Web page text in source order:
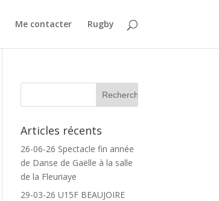
Me contacter Rugby
Articles récents
26-06-26 Spectacle fin année
de Danse de Gaëlle à la salle
de la Fleuriaye
29-03-26 U15F BEAUJOIRE